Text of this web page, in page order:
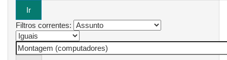
Filtros correntes: